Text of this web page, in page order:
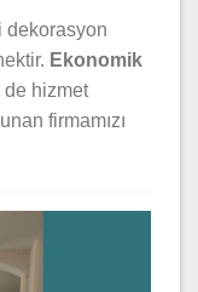
dekorasyon
Ekonomik
de hizmet
firmamızı